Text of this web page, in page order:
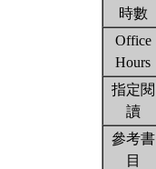
時數
Office
Hours
指定閱
讀
參考書
目